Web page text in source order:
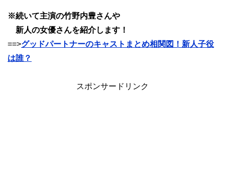
※続いて主演の竹野内豊さんや
新人の女優さんを紹介します！
==>グッドパートナーのキャストまとめ相関図！新人子役
は誰？
スポンサードリンク